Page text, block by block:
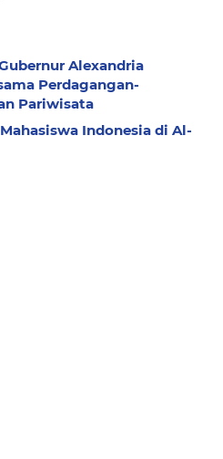
Alexandria
Perdagangan-
Pariwisata
Indonesia di Al-